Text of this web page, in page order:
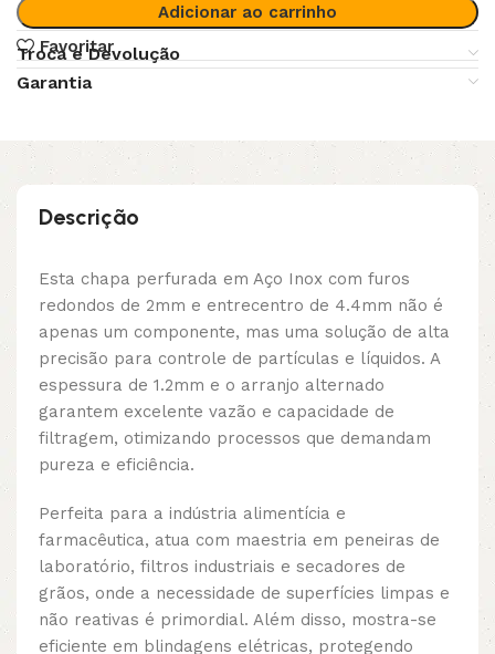
Adicionar ao carrinho
Favoritar
Troca e Devolução
Garantia
Descrição
Esta chapa perfurada em Aço Inox com furos
redondos de 2mm e entrecentro de 4.4mm não é
apenas um componente, mas uma solução de alta
precisão para controle de partículas e líquidos. A
espessura de 1.2mm e o arranjo alternado
garantem excelente vazão e capacidade de
filtragem, otimizando processos que demandam
pureza e eficiência.
Perfeita para a indústria alimentícia e
farmacêutica, atua com maestria em peneiras de
laboratório, filtros industriais e secadores de
grãos, onde a necessidade de superfícies limpas e
não reativas é primordial. Além disso, mostra-se
eficiente em blindagens elétricas, protegendo